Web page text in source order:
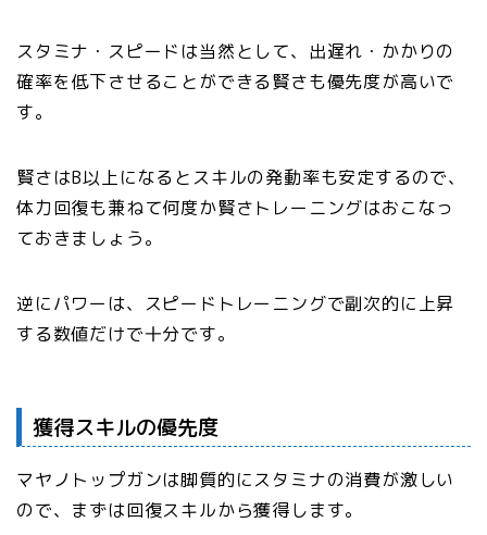
スタミナ・スピードは当然として、出遅れ・かかりの
確率を低下させることができる賢さも優先度が高いで
す。
賢さはB以上になるとスキルの発動率も安定するので、
体力回復も兼ねて何度か賢さトレーニングはおこなっ
ておきましょう。
逆にパワーは、スピードトレーニングで副次的に上昇
する数値だけで十分です。
獲得スキルの優先度
マヤノトップガンは脚質的にスタミナの消費が激しい
ので、まずは回復スキルから獲得します。